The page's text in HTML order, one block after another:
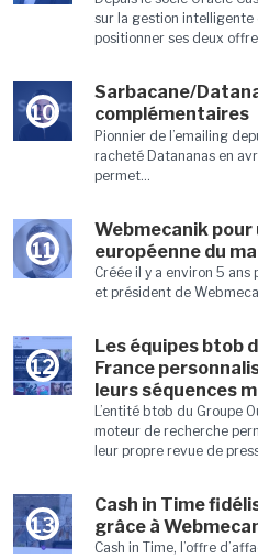
sur la gestion intelligente
positionner ses deux
10
Sarbacane/
complémentaires
Pionnier de l’emailing
racheté Datananas en
permet...
11
Webmecanik
européenne du
Créée il y a environ 5
et président de
12
Les équipes btob
France
leurs séquences
L’entité btob du Groupe
moteur de recherche
leur propre revue de
13
Cash in Time
grâce à
Cash in Time, l’offre